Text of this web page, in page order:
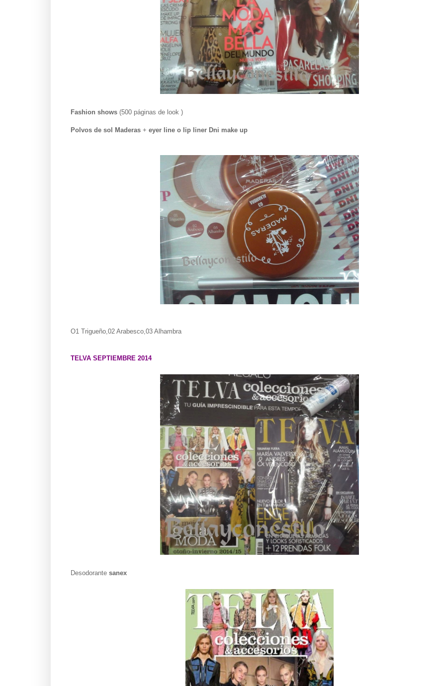
Fashion shows (500 páginas de look )
Polvos de sol Maderas + eyer line o lip liner Dni make up
O1 Trigueño,02 Arabesco,03 Alhambra
TELVA SEPTIEMBRE 2014
Desodorante sanex